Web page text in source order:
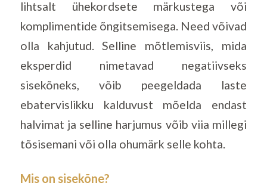
lihtsalt ühekordsete märkustega või
komplimentide õngitsemisega. Need võivad
olla kahjutud. Selline mõtlemisviis, mida
eksperdid nimetavad negatiivseks
sisekõneks, võib peegeldada laste
ebatervislikku kalduvust mõelda endast
halvimat ja selline harjumus võib viia millegi
tõsisemani või olla ohumärk selle kohta.
Mis on sisekõne?